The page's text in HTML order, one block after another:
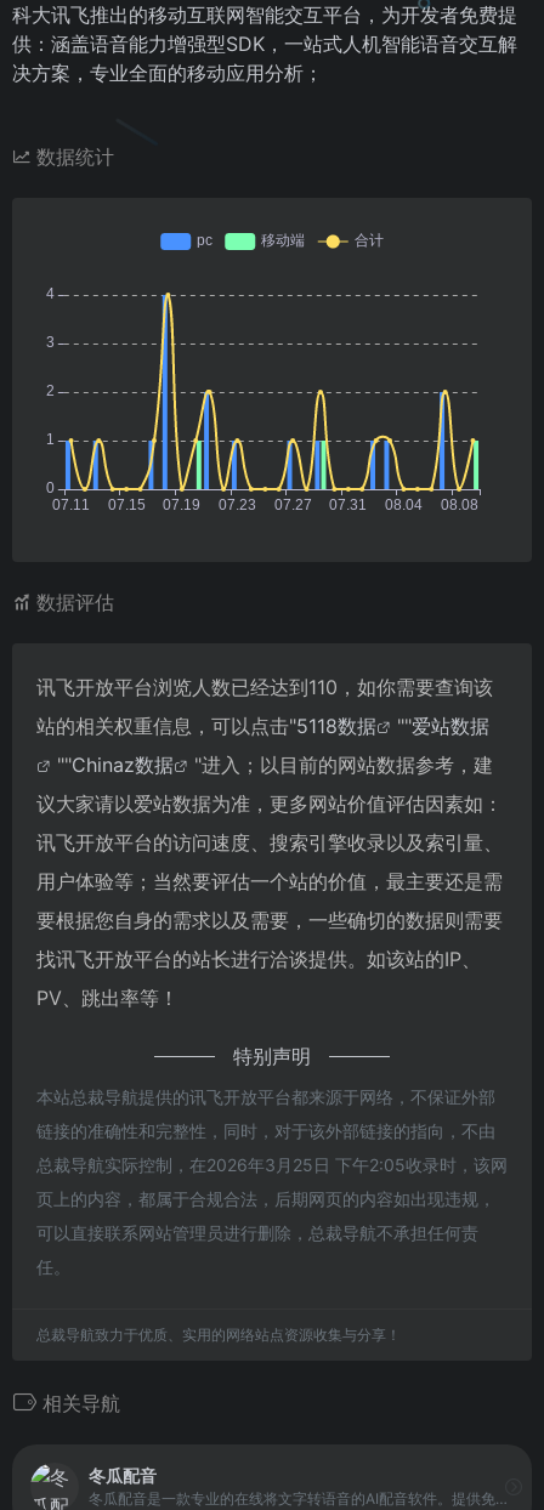
科大讯飞推出的移动互联网智能交互平台，为开发者免费提
供：涵盖语音能力增强型SDK，一站式人机智能语音交互解
决方案，专业全面的移动应用分析；
数据统计
数据评估
讯飞开放平台浏览人数已经达到110，如你需要查询该
站的相关权重信息，可以点击"5118数据 ""爱站数据
""Chinaz数据
"进入；以目前的网站数据参考，建
议大家请以爱站数据为准，更多网站价值评估因素如：
讯飞开放平台的访问速度、搜索引擎收录以及索引量、
用户体验等；当然要评估一个站的价值，最主要还是需
要根据您自身的需求以及需要，一些确切的数据则需要
找讯飞开放平台的站长进行洽谈提供。如该站的IP、
PV、跳出率等！
特别声明
本站总裁导航提供的讯飞开放平台都来源于网络，不保证外部
链接的准确性和完整性，同时，对于该外部链接的指向，不由
总裁导航实际控制，在2026年3月25日 下午2:05收录时，该网
页上的内容，都属于合规合法，后期网页的内容如出现违规，
可以直接联系网站管理员进行删除，总裁导航不承担任何责
任。
总裁导航致力于优质、实用的网络站点资源收集与分享！
相关导航
冬瓜配音
冬瓜配音是一款专业的在线将文字转语音的AI配音软件。提供免费ai配音，声音定制、漫画推文、文案提取、人声处理、背景音处理等功能，只需输入文本内容即可一键合成语音，可快速实现文本朗读、视频配音、广告、课件、影视解说等的配音工作，是一款功能强大的ai在线配音生成器